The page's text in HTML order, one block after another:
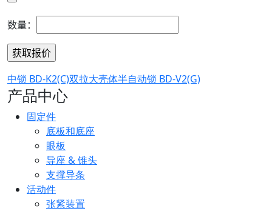
数量：
中锁 BD-K2(C)双拉大壳体半自动锁 BD-V2(G)
产品中心
固定件
底板和底座
眼板
导座 & 锥头
支撑导条
活动件
张紧装置